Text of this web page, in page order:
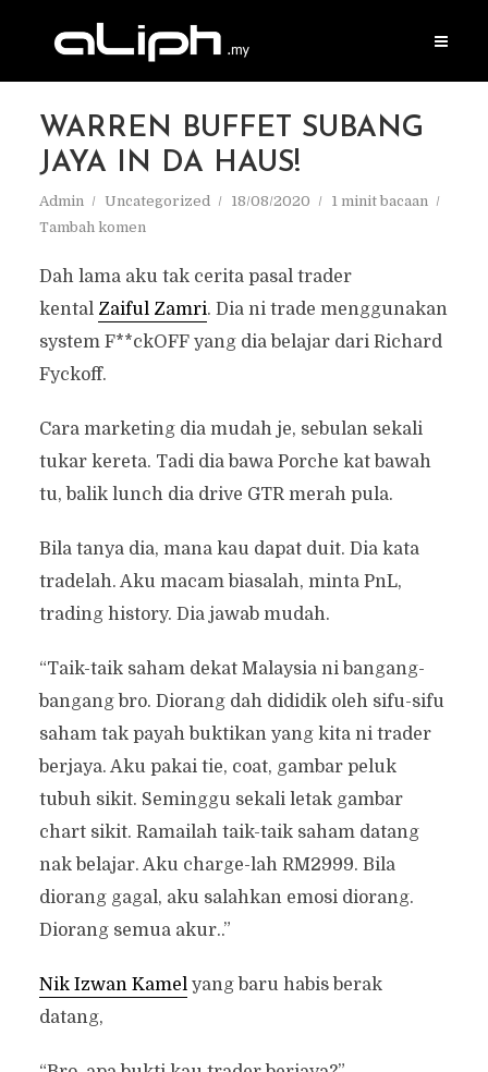
WARREN BUFFET SUBANG
JAYA IN DA HAUS!
Admin Uncategorized 18/08/2020
1 minit bacaan
Tambah komen
Dah lama aku tak cerita pasal trader
kental Zaiful Zamri. Dia ni trade menggunakan
system F**ckOFF yang dia belajar dari Richard
Fyckoff.
Cara marketing dia mudah je, sebulan sekali
tukar kereta. Tadi dia bawa Porche kat bawah
tu, balik lunch dia drive GTR merah pula.
Bila tanya dia, mana kau dapat duit. Dia kata
tradelah. Aku macam biasalah, minta PnL,
trading history. Dia jawab mudah.
“Taik-taik saham dekat Malaysia ni bangang-
bangang bro. Diorang dah dididik oleh sifu-sifu
saham tak payah buktikan yang kita ni trader
berjaya. Aku pakai tie, coat, gambar peluk
tubuh sikit. Seminggu sekali letak gambar
chart sikit. Ramailah taik-taik saham datang
nak belajar. Aku charge-lah RM2999. Bila
diorang gagal, aku salahkan emosi diorang.
Diorang semua akur..”
Nik Izwan Kamelyang baru habis berak
datang,